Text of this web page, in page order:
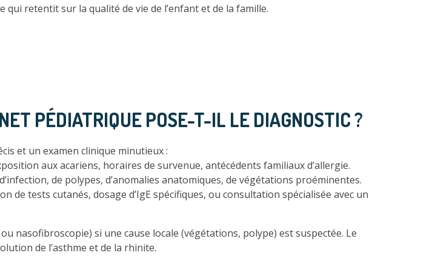
retentit sur la qualité de vie de l’enfant et de la famille.
PÉDIATRIQUE POSE-T-IL LE DIAGNOSTIC ?
et un examen clinique minutieux :
aux acariens, horaires de survenue, antécédents familiaux d’allergie.
de polypes, d’anomalies anatomiques, de végétations proéminentes.
de tests cutanés, dosage d’IgE spécifiques, ou consultation spécialisée avec un
nasofibroscopie) si une cause locale (végétations, polype) est suspectée. Le
de l’asthme et de la rhinite.